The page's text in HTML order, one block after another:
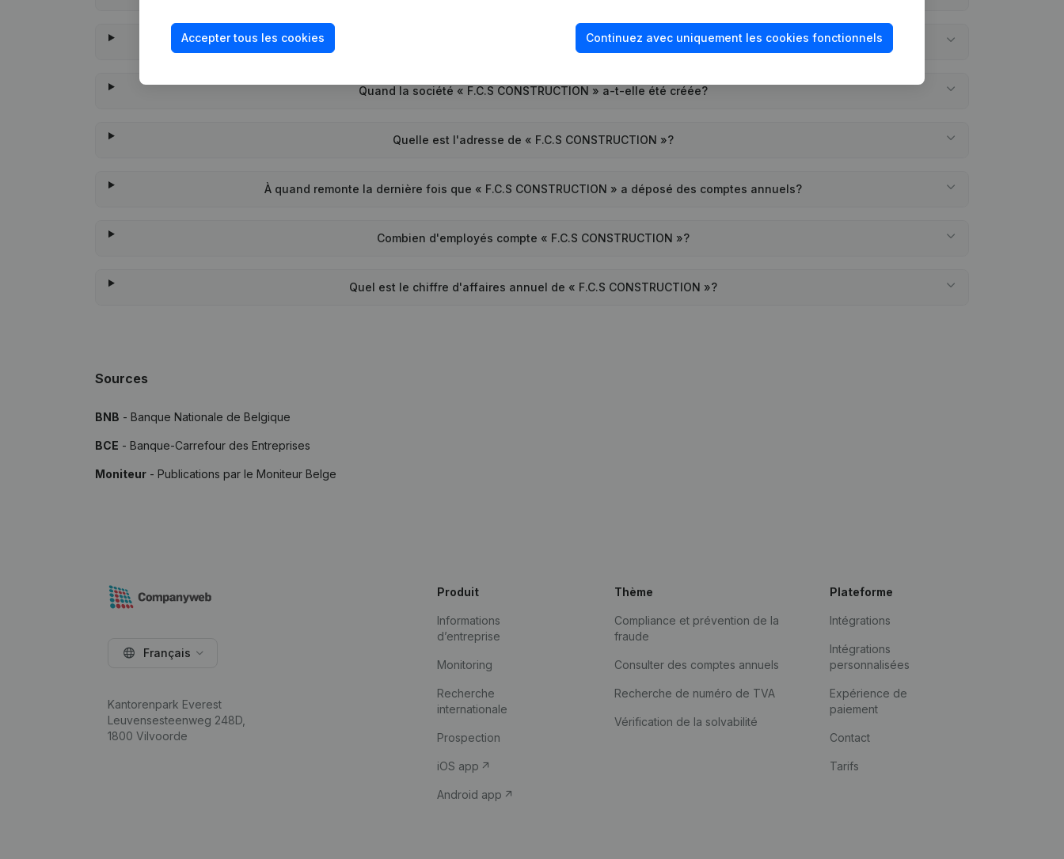
Quel est l'identifiant PEPPOL de « F.C.S CONSTRUCTION »?
Quand la société « F.C.S CONSTRUCTION » a-t-elle été créée?
Quelle est l'adresse de « F.C.S CONSTRUCTION »?
À quand remonte la dernière fois que « F.C.S CONSTRUCTION » a déposé des comptes annuels?
Combien d'employés compte « F.C.S CONSTRUCTION »?
Quel est le chiffre d'affaires annuel de « F.C.S CONSTRUCTION »?
Sources
BNB - Banque Nationale de Belgique
BCE - Banque-Carrefour des Entreprises
Moniteur - Publications par le Moniteur Belge
Accepter tous les cookies Continuez avec uniquement les cookies fonctionnels
Français
Kantorenpark Everest
Leuvensesteenweg 248D,
1800 Vilvoorde
Produit
Informations
d’entreprise
Monitoring
Recherche
internationale
Prospection
iOS app
Android app
Thème
Compliance et prévention de la
fraude
Consulter des comptes annuels
Recherche de numéro de TVA
Vérification de la solvabilité
Plateforme
Intégrations
Intégrations
personnalisées
Expérience de
paiement
Contact
Tarifs